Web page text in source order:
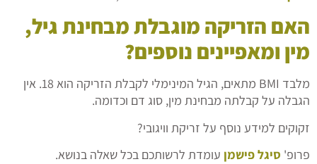
האם הזריקה מוגבלת מבחינת גיל,
מין ומאפיינים נוספים?
מלבד BMI מתאים, הגיל המינימלי לקבלת הזריקה הוא 18. אין
הגבלה על קבלתה מבחינת מין, סוג דם וכדומה.
זקוקים למידע נוסף על זריקת וויגובי?
פרופ' סיגל פישמן עומדת לרשותכם בכל שאלה בנושא.